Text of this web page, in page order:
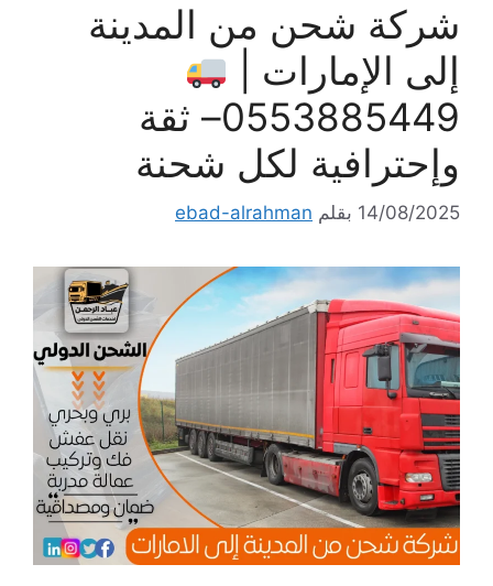
شركة شحن من المدينة
إلى الإمارات |
0553885449– ثقة
وإحترافية لكل شحنة
14/08/2025 بقلم ebad-alrahman